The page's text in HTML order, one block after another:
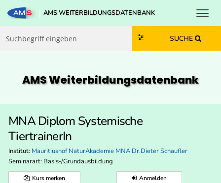
Zum Inhalt springen
Zum Navmenü springen
Zur Suche springen
Zur Footer springen
AMS WEITERBILDUNGSDATENBANK
SUCHE
AMS Weiterbildungs­datenbank
MNA Diplom Systemische
TiertrainerIn
Institut: Mauritiushof NaturAkademie MNA Dr.Dieter Schaufler
Seminarart: Basis-/Grundausbildung
Kurs merken Anmelden